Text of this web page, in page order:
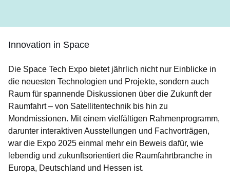
Innovation in Space
Die Space Tech Expo bietet jährlich nicht nur Einblicke in
die neuesten Technologien und Projekte, sondern auch
Raum für spannende Diskussionen über die Zukunft der
Raumfahrt – von Satellitentechnik bis hin zu
Mondmissionen. Mit einem vielfältigen Rahmenprogramm,
darunter interaktiven Ausstellungen und Fachvorträgen,
war die Expo 2025 einmal mehr ein Beweis dafür, wie
lebendig und zukunftsorientiert die Raumfahrtbranche in
Europa, Deutschland und Hessen ist.